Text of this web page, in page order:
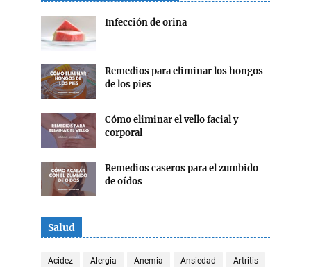
Infección de orina
Remedios para eliminar los hongos
de los pies
Cómo eliminar el vello facial y
corporal
Remedios caseros para el zumbido
de oídos
Salud
Acidez Alergia Anemia Ansiedad Artritis